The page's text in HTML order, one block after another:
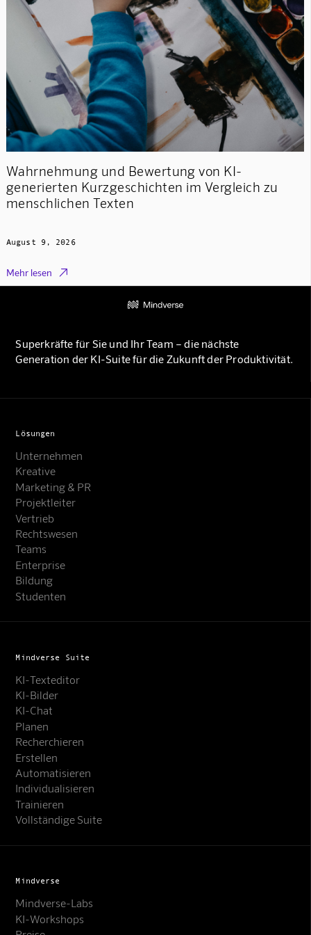
Wahrnehmung und Bewertung von KI-
generierten Kurzgeschichten im Vergleich zu
menschlichen Texten
August 9, 2026
Mehr lesen 
Superkräfte für Sie und Ihr Team – die nächste
Generation der KI-Suite für die Zukunft der Produktivität.
Lösungen
Unternehmen
Kreative
Marketing & PR
Projektleiter
Vertrieb
Rechtswesen
Teams
Enterprise
Bildung
Studenten
Mindverse Suite
KI-Texteditor
KI-Bilder
KI-Chat
Planen
Recherchieren
Erstellen
Automatisieren
Individualisieren
Trainieren
Vollständige Suite
Mindverse
Mindverse-Labs
KI-Workshops